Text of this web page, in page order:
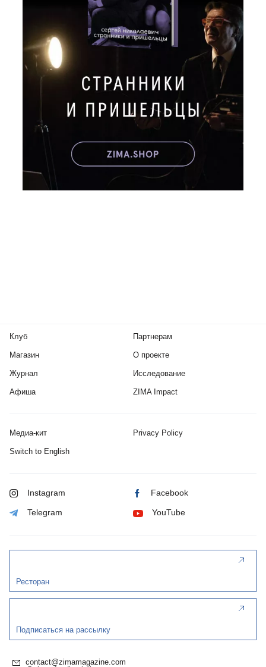
Клуб
Магазин
Журнал
Афиша
Партнерам
О проекте
Исследование
ZIMA Impact
Медиа-кит Privacy Policy
Switch to English
Instagram Facebook
Telegram YouTube
Ресторан
Подписаться на рассылку
contact@zimamagazine.com